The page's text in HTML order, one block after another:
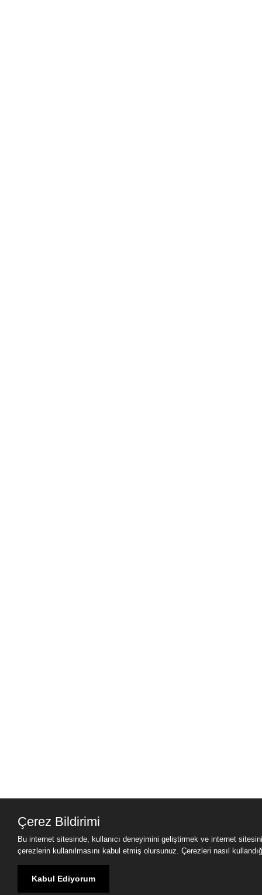
Çerez Bildirimi
Bu internet sitesinde, kullanıcı deneyimini geliştirmek ve internet
çerezlerin kullanılmasını kabul etmiş olursunuz. Çerezleri nasıl
Kabul Ediyorum